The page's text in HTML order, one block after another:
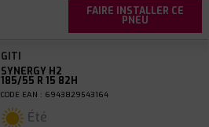
FAIRE INSTALLER CE
PNEU
GITI
SYNERGY H2
185/55 R 15 82H
CODE EAN : 6943829543164
Été